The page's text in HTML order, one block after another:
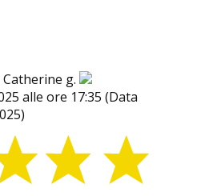
Catherine g.
alle ore 17:35 (Data